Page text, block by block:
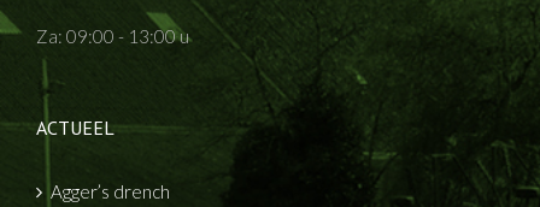
Za: 09:00 - 13:00 u
ACTUEEL
Agger’s drench